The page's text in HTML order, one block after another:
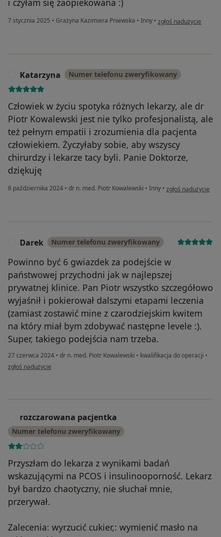
7 stycznia 2025 • Grażyna Kazimiera Pniewska • Inny • w opinii użytkownika
zgłoś nadużycie
Katarzyna Numer telefonu zweryfikowany
Człowiek w życiu spotyka różnych lekarzy, ale dr
Piotr Kowalewski jest nie tylko profesjonalistą, ale
też pełnym empatii i zrozumienia dla pacjenta
człowiekiem. Życzyłaby sobie, aby wszyscy
chirurdzy i lekarze tacy byli. Panie Doktorze,
dziękuję
8 października 2024 • dr n. med. Piotr Kowalewski • Inny • w opinii
zgłoś nadużycie
Darek Numer telefonu zweryfikowany
Powinno być 6 gwiazdek za podejście w
państwowej przychodni jak w najlepszej
prywatnej klinice. Pan Piotr wszystko szczegółowo
wyjaśnił i pokierował dalszymi etapami leczenia
(zamiast zostawić mine z czarodziejskim kwitem
na który miał bym zdobywać następne levele :).
Super, takiego podejścia nam trzeba.
27 czerwca 2024 • dr n. med. Piotr Kowalewski • kwalifikacja do operacji •
w opinii użytkownika Darek
zgłoś nadużycie
rozczarowana pacjentka
Numer telefonu zweryfikowany
Przyszłam do lekarza z wynikami badań
wskazującymi na PCOS i insulinooporność. Lekarz
był bardzo chaotyczny, nie słuchał mnie,
przerywał.
Zalecenia: wyrzucić cukier,: wymienić masło na